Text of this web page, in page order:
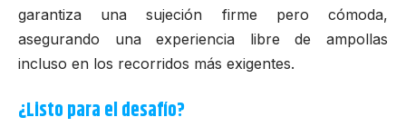
garantiza una sujeción firme pero cómoda,
asegurando una experiencia libre de ampollas
incluso en los recorridos más exigentes.
¿Listo para el desafío?